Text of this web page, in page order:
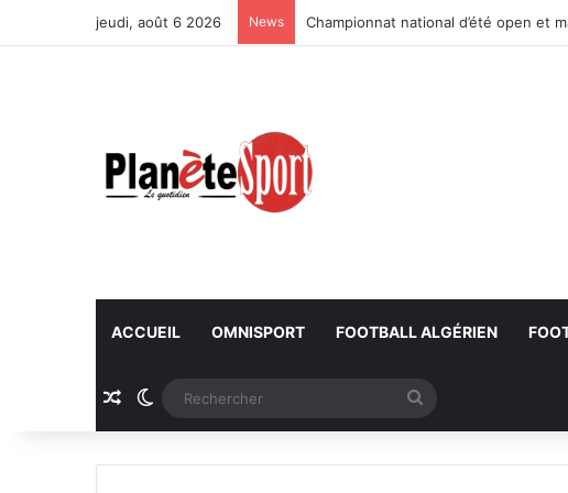
jeudi, août 6 2026 News Championnat national d’été open et
ACCUEIL OMNISPORT FOOTBALL ALGÉRIEN
Article Aléatoire
Switch skin